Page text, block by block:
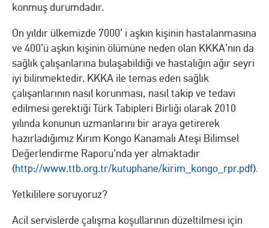
konmuş durumdadır.
On yıldır ülkemizde 7000’ i aşkın kişinin hastalanmasına
ve 400’ü aşkın kişinin ölümüne neden olan KKKA’nın da
sağlık çalışanlarına bulaşabildiği ve hastalığın ağır seyri
iyi bilinmektedir. KKKA ile temas eden sağlık
çalışanlarının nasıl korunması, nasıl takip ve tedavi
edilmesi gerektiği Türk Tabipleri Birliği olarak 2010
yılında konunun uzmanlarını bir araya getirerek
hazırladığımız Kırım Kongo Kanamalı Ateşi Bilimsel
Değerlendirme Raporu’nda yer almaktadır
(http://www.ttb.org.tr/kutuphane/kirim_kongo_rpr.pdf).
Yetkililere soruyoruz?
Acil servislerde çalışma koşullarının düzeltilmesi için